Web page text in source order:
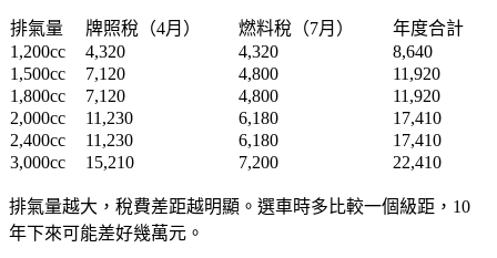
排氣量 牌照稅（4月） 燃料稅（7月）
年度合計
1,200cc
4,320 4,320
8,640
1,500cc
7,120 4,800
11,920
1,800cc
7,120 4,800
11,920
2,000cc
11,230 6,180
17,410
2,400cc
11,230 6,180
17,410
3,000cc
15,210 7,200 22,410
排氣量越大，稅費差距越明顯。選車時多比較一個級距，10
年下來可能差好幾萬元。